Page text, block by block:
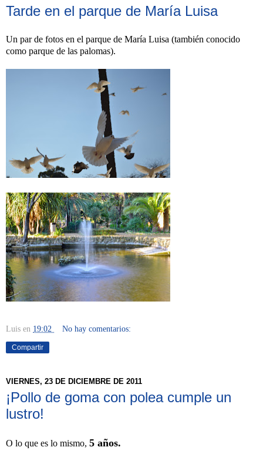
Tarde en el parque de María Luisa
Un par de fotos en el parque de María Luisa (también conocido
como parque de las palomas).
Luis en 19:02 No hay comentarios:
Compartir
VIERNES, 23 DE DICIEMBRE DE 2011
¡Pollo de goma con polea cumple un
lustro!
O lo que es lo mismo, 5 años.